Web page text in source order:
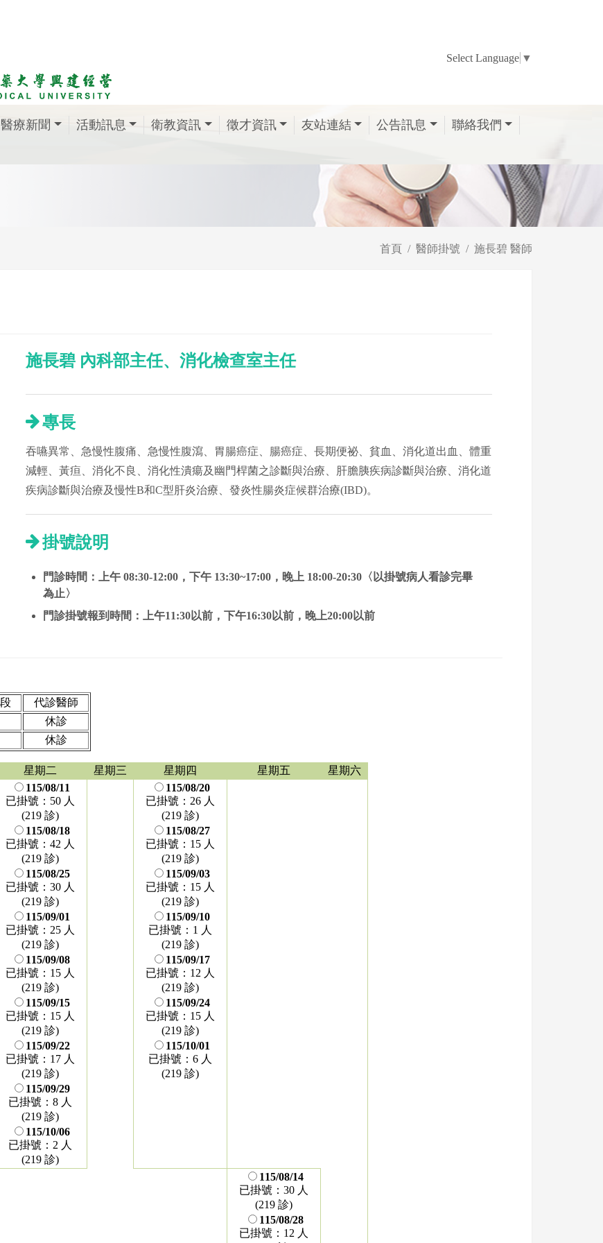
Select Language ▼
醫療新聞 活動訊息 衛教資訊 徵才資訊 友站連結 公告訊息
聯絡我們
首頁 醫師掛號 施長碧 醫師
施長碧 內科部主任、消化檢查室主任
專長
吞嚥異常、急慢性腹痛、急慢性腹瀉、胃腸癌症、腸癌症、長期便祕、貧血、消化道出血、體重
減輕、黃疸、消化不良、消化性潰瘍及幽門桿菌之診斷與治療、肝膽胰疾病診斷與治療、消化道
疾病診斷與治療及慢性B和C型肝炎治療、發炎性腸炎症候群治療(IBD)。
掛號說明
門診時間：上午 08:30-12:00，下午 13:30~17:00，晚上 18:00-20:30〈以掛號病人看診完畢
為止〉
門診掛號報到時間：上午11:30以前，下午16:30以前，晚上20:00以前